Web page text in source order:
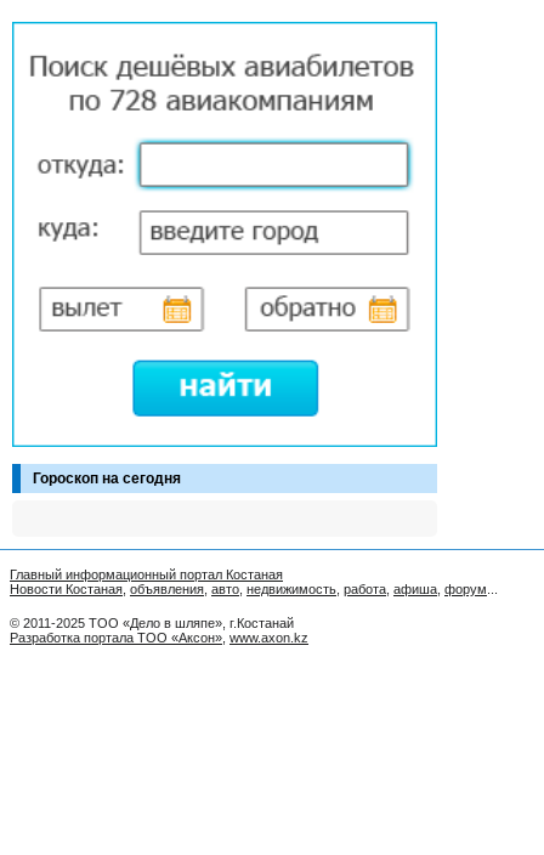
Гороскоп на сегодня
Главный информационный портал Костаная
Новости Костаная объявления авто недвижимость работа афиша форум
© 2011-2025 ТОО «Дело в шляпе», г.Костанай
Разработка портала ТОО «Аксон» www.axon.kz